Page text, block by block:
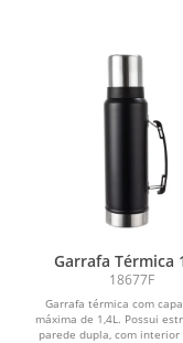
Garrafa Térmica
18677F
Garrafa térmica com
máxima de 1,4L. Possui
parede dupla, com interior